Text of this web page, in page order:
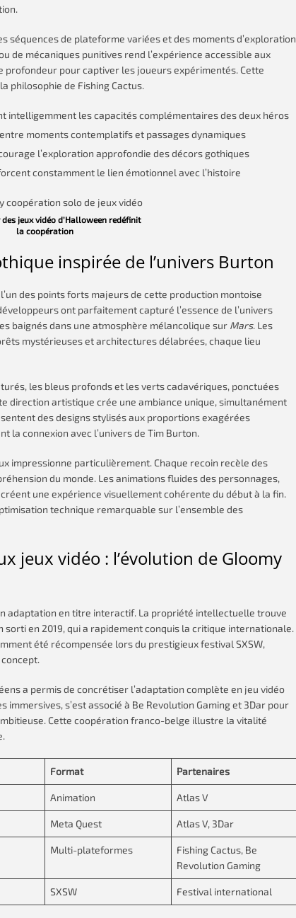
séquences de plateforme variées et des moments d’exploration
de mécaniques punitives rend l’expérience accessible aux
pour captiver les joueurs expérimentés. Cette
philosophie de Fishing Cactus.
intelligemment les capacités complémentaires des deux héros
moments contemplatifs et passages dynamiques
l’exploration approfondie des décors gothiques
constamment le lien émotionnel avec l’histoire
jeux vidéo d’Halloween redéfinit
la coopération
inspirée de l’univers Burton
des points forts majeurs de cette production montoise
ont parfaitement capturé l’essence de l’univers
baignés dans une atmosphère mélancolique sur Mars. Les
mystérieuses et architectures délabrées, chaque lieu
les bleus profonds et les verts cadavériques, ponctuées
direction artistique crée une ambiance unique, simultanément
des designs stylisés aux proportions exagérées
la connexion avec l’univers de Tim Burton.
impressionne particulièrement. Chaque recoin recèle des
du monde. Les animations fluides des personnages,
une expérience visuellement cohérente du début à la fin.
technique remarquable sur l’ensemble des
jeux vidéo : l’évolution de Gloomy
adaptation en titre interactif. La propriété intellectuelle trouve
en 2019, qui a rapidement conquis la critique internationale.
été récompensée lors du prestigieux festival SXSW,
a permis de concrétiser l’adaptation complète en jeu vidéo
s’est associé à Be Revolution Gaming et 3Dar pour
Cette coopération franco-belge illustre la vitalité
Format Partenaires
Animation Atlas V
Meta Quest Atlas V, 3Dar
Multi-plateformes
Fishing Cactus, Be
Revolution Gaming
SXSW Festival international